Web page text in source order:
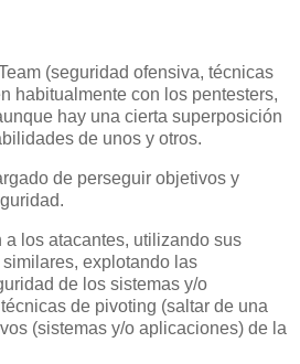
(seguridad ofensiva, técnicas
habitualmente con los pentesters,
hay una cierta superposición
de unos y otros.
de perseguir objetivos y
a los atacantes, utilizando sus
explotando las
de los sistemas y/o
de pivoting (saltar de una
(sistemas y/o aplicaciones) de la